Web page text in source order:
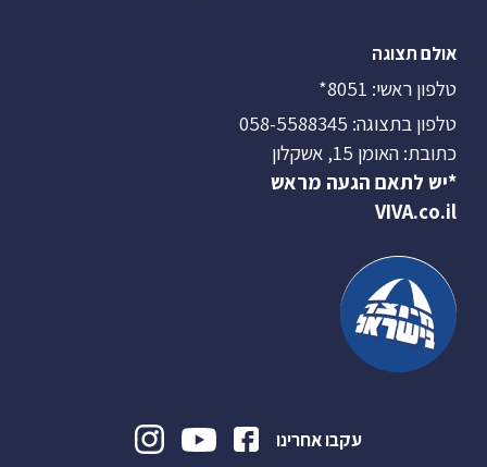
אולם תצוגה
טלפון ראשי: 8051*
טלפון בתצוגה: 058-5588345
כתובת: האומן 15, אשקלון
*יש לתאם הגעה מראש
VIVA.co.il
עקבו אחרינו